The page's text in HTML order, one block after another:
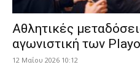
Αθλητικές
αγωνιστική των
12 Μαΐου 2026 10:12